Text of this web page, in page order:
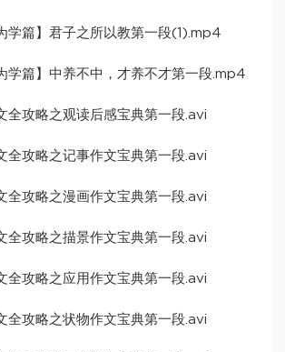
学篇】君子之所以教第一段(1).mp4
学篇】中养不中，才养不才第一段.mp4
全攻略之观读后感宝典第一段.avi
全攻略之记事作文宝典第一段.avi
全攻略之漫画作文宝典第一段.avi
全攻略之描景作文宝典第一段.avi
全攻略之应用作文宝典第一段.avi
全攻略之状物作文宝典第一段.avi